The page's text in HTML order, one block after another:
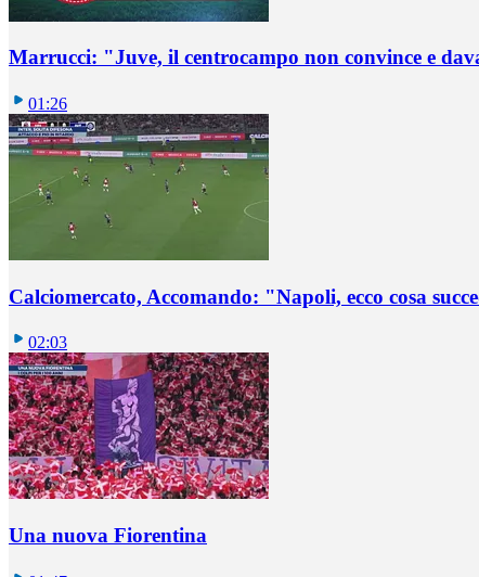
Marrucci: "Juve, il centrocampo non convince e
01:26
Calciomercato, Accomando: "Napoli, ecco cosa
02:03
Una nuova Fiorentina